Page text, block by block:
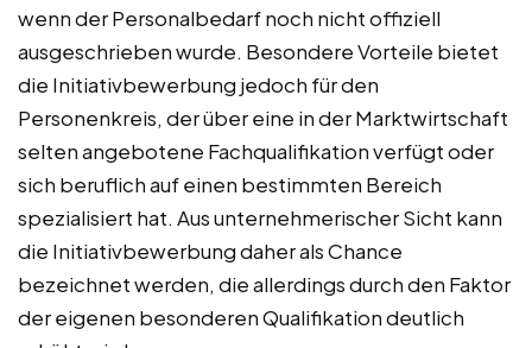
wenn der Personalbedarf noch nicht offiziell
ausgeschrieben wurde. Besondere Vorteile bietet
die Initiativbewerbung jedoch für den
Personenkreis, der über eine in der Marktwirtschaft
selten angebotene Fachqualifikation verfügt oder
sich beruflich auf einen bestimmten Bereich
spezialisiert hat. Aus unternehmerischer Sicht kann
die Initiativbewerbung daher als Chance
bezeichnet werden, die allerdings durch den Faktor
der eigenen besonderen Qualifikation deutlich